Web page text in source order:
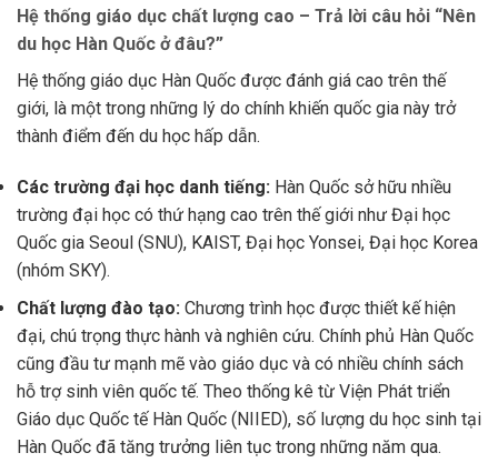
Hệ thống giáo dục chất lượng cao – Trả lời câu hỏi “Nên
du học Hàn Quốc ở đâu?”
Hệ thống giáo dục Hàn Quốc được đánh giá cao trên thế
giới, là một trong những lý do chính khiến quốc gia này trở
thành điểm đến du học hấp dẫn.
Các trường đại học danh tiếng: Hàn Quốc sở hữu nhiều
trường đại học có thứ hạng cao trên thế giới như Đại học
Quốc gia Seoul (SNU), KAIST, Đại học Yonsei, Đại học Korea
(nhóm SKY).
Chất lượng đào tạo: Chương trình học được thiết kế hiện
đại, chú trọng thực hành và nghiên cứu. Chính phủ Hàn Quốc
cũng đầu tư mạnh mẽ vào giáo dục và có nhiều chính sách
hỗ trợ sinh viên quốc tế. Theo thống kê từ Viện Phát triển
Giáo dục Quốc tế Hàn Quốc (NIIED), số lượng du học sinh tại
Hàn Quốc đã tăng trưởng liên tục trong những năm qua.